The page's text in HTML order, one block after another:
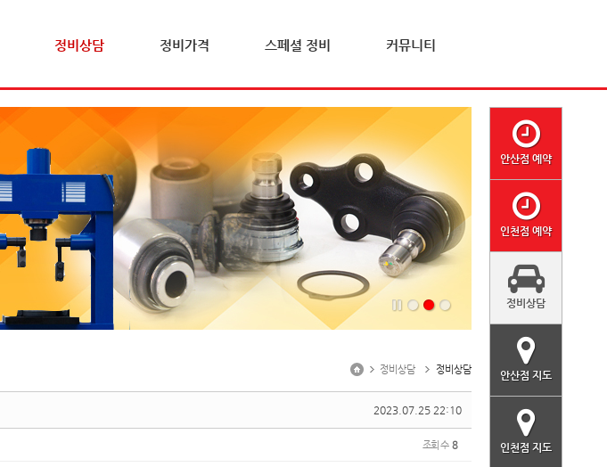
정비상담 정비가격 스페셜 정비 커뮤니티
정비상담 정비상담
2023.07.25 22:10
조회 수 8
안산점 예약
인천점 예약
정비상담
안산점 지도
인천점 지도